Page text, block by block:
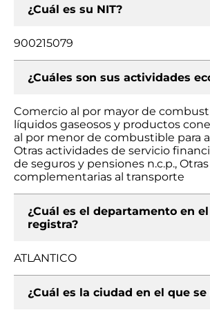
¿Cuál es su NIT?
900215079
¿Cuáles son sus actividades
Comercio al por mayor de
líquidos gaseosos y productos
al por menor de combustible para
Otras actividades de servicio
de seguros y pensiones n.c.p.,
complementarias al transporte
¿Cuál es el departamento en
registra?
ATLANTICO
¿Cuál es la ciudad en el que